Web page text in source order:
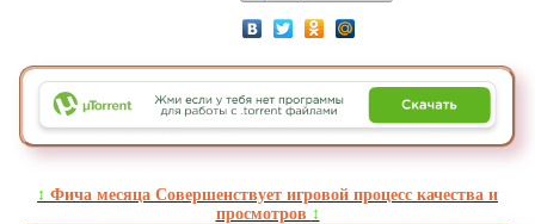
↕️ Фича месяца Совершенствует игровой процесс качества и
просмотров ↕️